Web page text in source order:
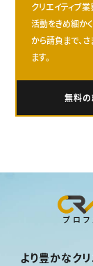
クリエイティブ
活動をきめ細か
から請負まで、
ます。
無料の
プロ
より豊かなク